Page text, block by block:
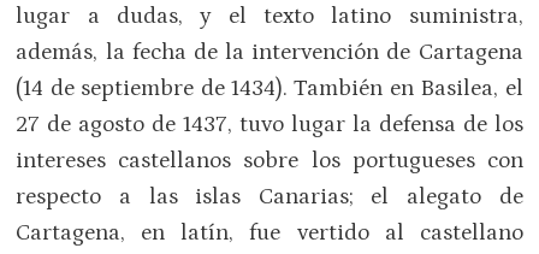
lugar a dudas, y el texto latino suministra,
además, la fecha de la intervención de Cartagena
(14 de septiembre de 1434). También en Basilea, el
27 de agosto de 1437, tuvo lugar la defensa de los
intereses castellanos sobre los portugueses con
respecto a las islas Canarias; el alegato de
Cartagena, en latín, fue vertido al castellano